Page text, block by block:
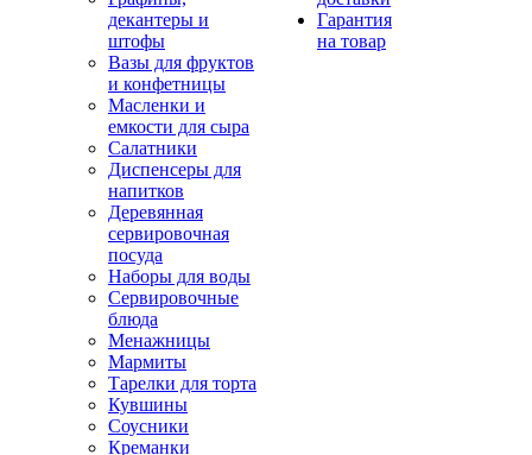
декантеры и
штофы
Вазы для фруктов
и конфетницы
Масленки и
емкости для сыра
Салатники
Диспенсеры для
напитков
Деревянная
сервировочная
посуда
Наборы для воды
Сервировочные
блюда
Менажницы
Мармиты
Тарелки для торта
Кувшины
Соусники
Креманки
Гарантия
на товар